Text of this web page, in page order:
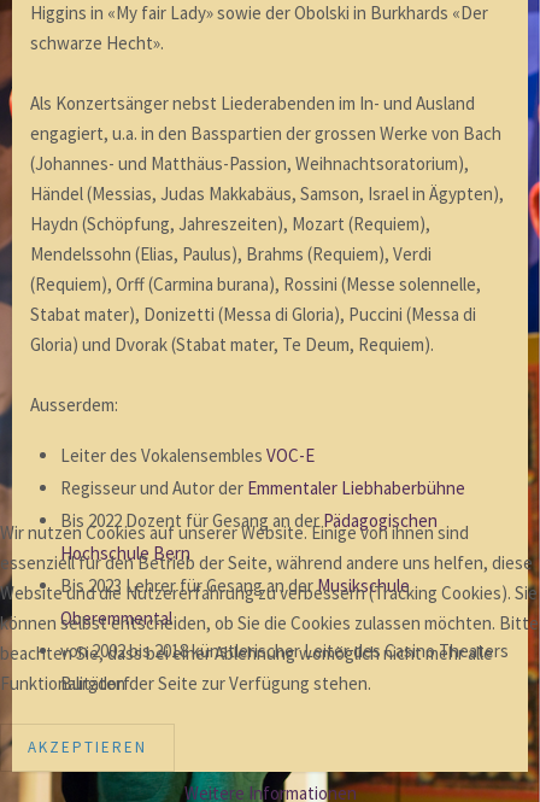
Higgins in «My fair Lady» sowie der Obolski in Burkhards «Der
schwarze Hecht».
Als Konzertsänger nebst Liederabenden im In- und Ausland
engagiert, u.a. in den Basspartien der grossen Werke von Bach
(Johannes- und Matthäus-Passion, Weihnachtsoratorium),
Händel (Messias, Judas Makkabäus, Samson, Israel in Ägypten),
Haydn (Schöpfung, Jahreszeiten), Mozart (Requiem),
Mendelssohn (Elias, Paulus), Brahms (Requiem), Verdi
(Requiem), Orff (Carmina burana), Rossini (Messe solennelle,
Stabat mater), Donizetti (Messa di Gloria), Puccini (Messa di
Gloria) und Dvorak (Stabat mater, Te Deum, Requiem).
Ausserdem:
Leiter des Vokalensembles VOC-E
Regisseur und Autor der Emmentaler Liebhaberbühne
Bis 2022 Dozent für Gesang an derPädagogischen
Hochschule Bern
Bis 2023 Lehrer für Gesang an derMusikschule
Oberemmental
von 2002 bis 2018 künstlerischer Leiter des Casino Theaters
Burgdorf
Wir nutzen Cookies auf unserer Website. Einige von ihnen sind
essenziell für den Betrieb der Seite, während andere uns helfen, diese
Website und die Nutzererfahrung zu verbessern (Tracking Cookies). Sie
können selbst entscheiden, ob Sie die Cookies zulassen möchten. Bitte
beachten Sie, dass bei einer Ablehnung womöglich nicht mehr alle
Funktionalitäten der Seite zur Verfügung stehen.
AKZEPTIEREN
Weitere Informationen